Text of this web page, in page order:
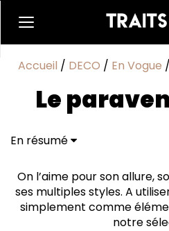
Accueil / DECO / En Vogue /
Le
En résumé
On l’aime pour son allure,
ses multiples styles. A
simplement comme
notre